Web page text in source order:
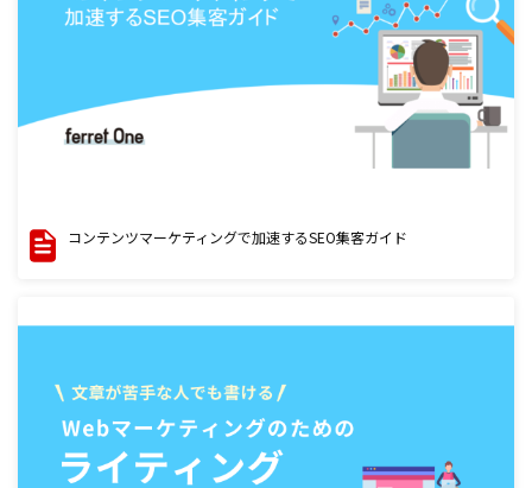
コンテンツマーケティングで加速するSEO集客ガイド